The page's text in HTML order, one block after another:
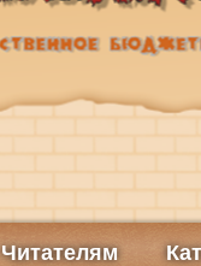
Читателям